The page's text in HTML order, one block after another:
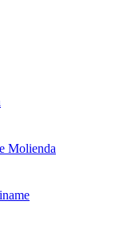
Molienda